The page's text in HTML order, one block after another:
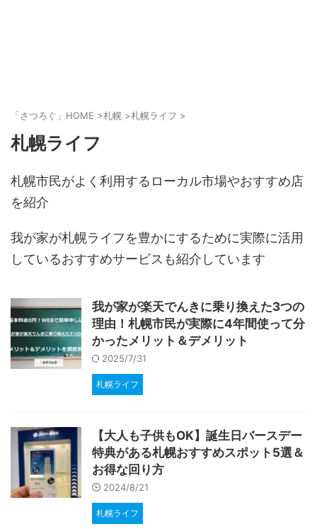
「さつろぐ」HOME >札幌 >札幌ライフ >
札幌ライフ
札幌市民がよく利用するローカル市場やおすすめ店
を紹介
我が家が札幌ライフを豊かにするために実際に活用
しているおすすめサービスも紹介しています
我が家が楽天でんきに乗り換えた3つの
理由！札幌市民が実際に4年間使って分
かったメリット＆デメリット
2025/7/31
札幌ライフ
【大人も子供もOK】誕生日バースデー
特典がある札幌おすすめスポット5選＆
お得な回り方
2024/8/21
札幌ライフ